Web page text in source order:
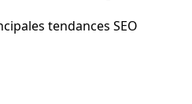
tendances SEO